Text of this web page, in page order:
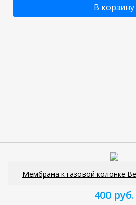
В корзину
Мембрана к газовой колонке
400 руб.